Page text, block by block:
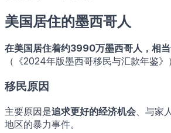
美国居住的墨西哥人
在美国居住着约3990万墨西哥人，相
（《2024年版墨西哥移民与汇款年鉴》
移民原因
主要原因是追求更好的经济机会 、与家
地区的暴力事件。